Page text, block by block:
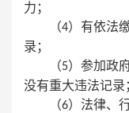
力；
（4）有依法
录；
（5）参加政
没有重大违法记录
（6）法律、